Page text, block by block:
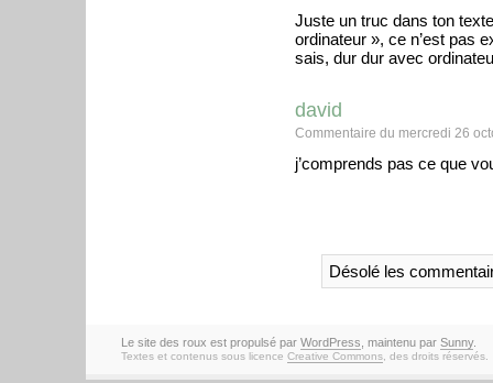
Juste un truc dans ton
ordinateur », ce n’est pas
sais, dur dur avec
david
Commentaire du mercredi 26
j’comprends pas ce que
Désolé les
Le site des roux est propulsé par WordPress, maintenu par Sunny.
Textes et contenus sous licence Creative Commons, des droits réservés.